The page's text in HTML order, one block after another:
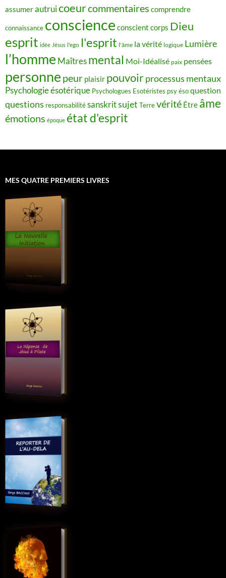
assumerautruicoeurcommentaires comprendre
connaissance conscience conscient corps Dieu
esprit idée Jésus l'ego l'esprit l'âme la vérité logique Lumière
l’homme Maîtres mental Moi-Idéalisé paix pensées
personne peur plaisir pouvoirprocessus mentaux
Psychologie ésotérique Psychologues Esotéristes psy ésoquestion
questions responsabilitésanskritsujet Terrevérité Être âme
émotions époque état d'esprit
MES QUATRE PREMIERS LIVRES